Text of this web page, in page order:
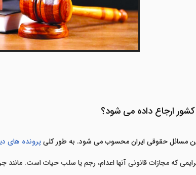
ارجاع داده می شود؟
مسائل حقوقی ایران محسوب می شود. به طور کلیپرونده های
که مجازات قانونی آنها اعدام، رجم یا سلب حیات است. مانند